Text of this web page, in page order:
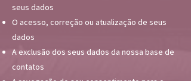
seus dados
O acesso, correção ou atualização de seus
dados
A exclusão dos seus dados da nossa base de
contatos